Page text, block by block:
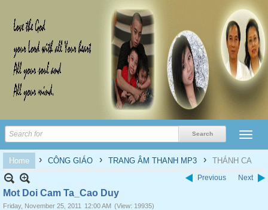
Home › CÔNG GIÁO › TRANG ÂM THANH MP3 › THÁNH CA
Previous Next
Mot Doi Cam Ta_Cao Duy
Friday, November 25, 2011 12:00 AM (View: 19935)